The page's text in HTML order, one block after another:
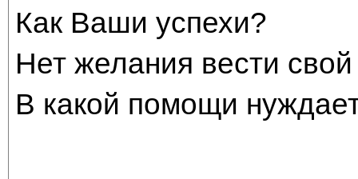
Как Ваши успехи?
Нет желания вести
В какой помощи